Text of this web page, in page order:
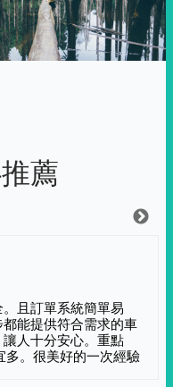
薦
且訂單系統簡單易
能提供符合需求的車
人十分安心。重點
多。很美好的一次經驗